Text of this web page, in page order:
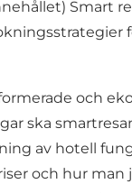
Smart
och
ska
av hotell
och hur man